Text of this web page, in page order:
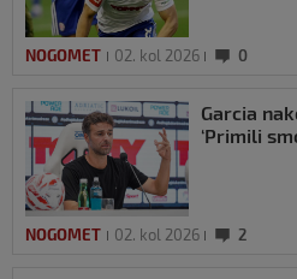
NOGOMET 02. kol 2026 0
Garcia
‘Primili
NOGOMET 02. kol 2026 2